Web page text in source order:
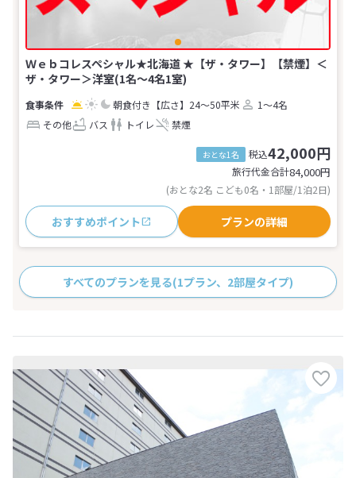
Ｗｅｂコレスペシャル★北海道 ★【ザ・タワー】【禁煙】＜
ザ・タワー＞洋室(1名～4名1室)
朝食付き 【広さ】24～50平米
1～4名
その他
バス トイレ 禁煙
おとな1名 税込42,000円
旅行代金合計84,000円
(おとな2名 こども0名・1部屋/1泊2日)
おすすめポイント プランの詳細
すべてのプランを見る(1プラン、2部屋タイプ)